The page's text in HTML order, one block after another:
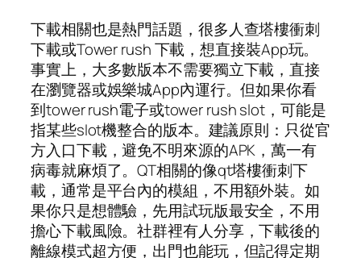
下載相關也是熱門話題，很多人查塔樓衝刺
下載或Tower rush 下載，想直接裝App玩。
事實上，大多數版本不需要獨立下載，直接
在瀏覽器或娛樂城App內運行。但如果你看
到tower rush電子或tower rush slot，可能是
指某些slot機整合的版本。建議原則：只從官
方入口下載，避免不明來源的APK，萬一有
病毒就麻煩了。QT相關的像qt塔樓衝刺下
載，通常是平台內的模組，不用額外裝。如
果你只是想體驗，先用試玩版最安全，不用
擔心下載風險。社群裡有人分享，下載後的
離線模式超方便，出門也能玩，但記得定期